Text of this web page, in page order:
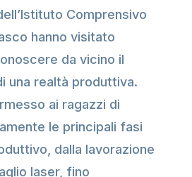
Comprensivo
hanno visitato
da vicino il
una realtà produttiva.
ai ragazzi di
le principali fasi
dalla lavorazione
laser, fino